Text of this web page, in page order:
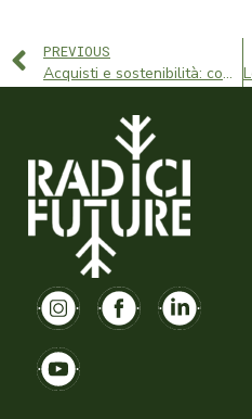
PREVIOUS
Acquisti e sostenibilità: come educare il consumatore alla scelta etica